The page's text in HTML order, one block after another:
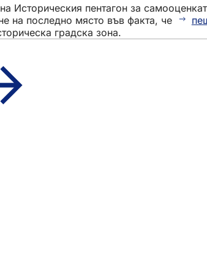
Историческия пентагон за
на последно място във факта, че
градска зона.